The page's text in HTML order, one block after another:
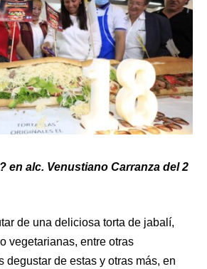
en alc. Venustiano Carranza del 2
de una deliciosa torta de jabalí,
vegetarianas, entre otras
degustar de estas y otras más, en